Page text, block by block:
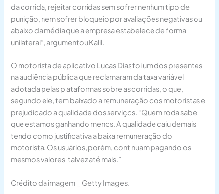
da corrida, rejeitar corridas sem sofrer nenhum tipo de
punição, nem sofrer bloqueio por avaliações negativas ou
abaixo da média que a empresa estabelece de forma
unilateral”, argumentou Kalil.
O motorista de aplicativo Lucas Dias foi um dos presentes
na audiência pública que reclamaram da taxa variável
adotada pelas plataformas sobre as corridas, o que,
segundo ele, tem baixado a remuneração dos motoristas e
prejudicado a qualidade dos serviços. “Quem roda sabe
que estamos ganhando menos. A qualidade caiu demais,
tendo como justificativa a baixa remuneração do
motorista. Os usuários, porém, continuam pagando os
mesmos valores, talvez até mais.”
Crédito da imagem _ Getty Images.